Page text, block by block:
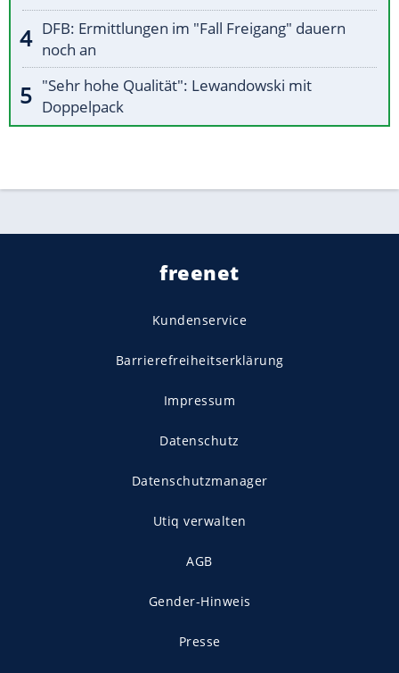
DFB: Ermittlungen im "Fall Freigang" dauern
noch an
"Sehr hohe Qualität": Lewandowski mit
Doppelpack
freenet
Kundenservice
Barrierefreiheitserklärung
Impressum
Datenschutz
Datenschutzmanager
Utiq verwalten
AGB
Gender-Hinweis
Presse